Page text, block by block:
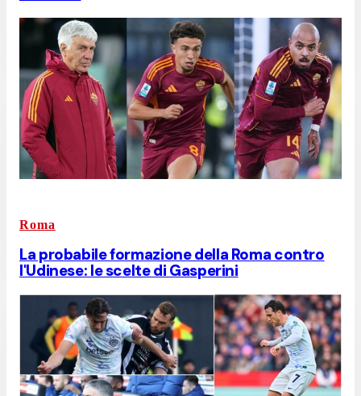
Roma
La probabile formazione della Roma contro
l'Udinese: le scelte di Gasperini